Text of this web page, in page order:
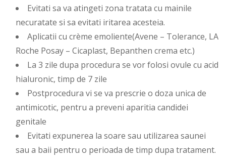
Evitati sa va atingeti zona tratata cu mainile
necuratate si sa evitati iritarea acesteia.
Aplicatii cu crème emoliente(Avene – Tolerance, LA
Roche Posay – Cicaplast, Bepanthen crema etc.)
La 3 zile dupa procedura se vor folosi ovule cu acid
hialuronic, timp de 7 zile
Postprocedura vi se va prescrie o doza unica de
antimicotic, pentru a preveni aparitia candidei
genitale
Evitati expunerea la soare sau utilizarea saunei
sau a baii pentru o perioada de timp dupa tratament.